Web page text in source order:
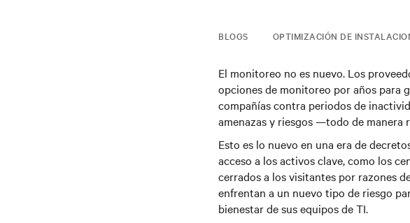
BLOGS OPTIMIZACIÓN DE
El monitoreo no es nuevo. Los
opciones de monitoreo por años para
compañías contra periodos de
amenazas y riesgos —todo de manera
Esto es lo nuevo en una era de
acceso a los activos clave, como los
cerrados a los visitantes por razones
enfrentan a un nuevo tipo de riesgo
bienestar de sus equipos de TI.